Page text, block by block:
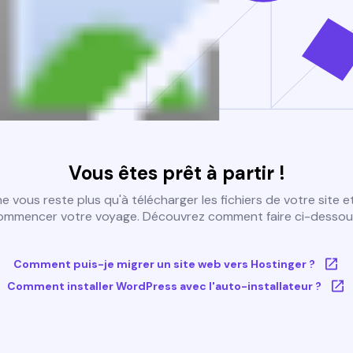
Vous êtes prêt à partir !
vous reste plus qu'à télécharger les fichiers de votre site
votre voyage. Découvrez comment faire ci-
Comment puis-je migrer un site web vers Hostinger ?
Comment installer WordPress avec l'auto-installateur ?